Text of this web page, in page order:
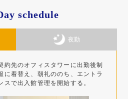
schedule
夜勤
約先のオフィスタワーに出勤後制
に着替え、朝礼ののち、エントラ
スで出入館管理を開始する。